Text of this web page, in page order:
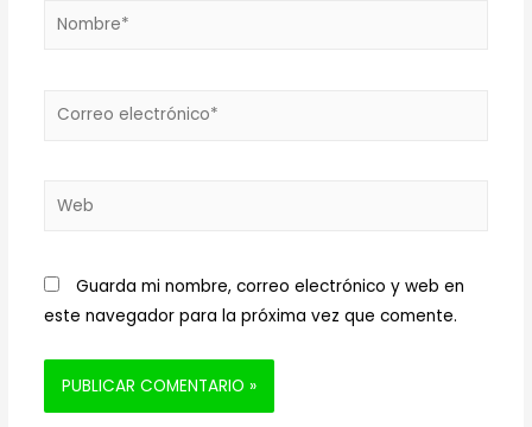
Nombre*
Correo
Web
Guarda mi nombre, correo electrónico y web en
este navegador para la próxima vez que comente.